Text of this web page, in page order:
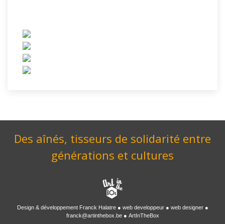
Des aînés, tisseurs de solidarité entre
générations et cultures
Design & développement Franck Halatre web developpeur
web designer
franck@artinthebox.be
ArtInTheBox